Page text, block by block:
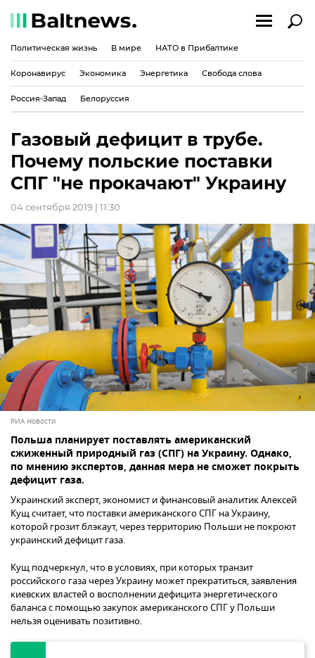
Политическая жизнь В мире НАТО в Прибалтике
Коронавирус Экономика Энергетика Свобода слова
Россия-Запад Белоруссия
Газовый дефицит в трубе.
Почему польские поставки
СПГ "не прокачают" Украину
04 сентября 2019 | 11:30
РИА Новости
Польша планирует поставлять американский
сжиженный природный газ (СПГ) на Украину. Однако,
по мнению экспертов, данная мера не сможет покрыть
дефицит газа.
Украинский эксперт, экономист и финансовый аналитик Алексей
Кущ считает, что поставки американского СПГ на Украину,
которой грозит блэкаут, через территорию Польши не покроют
украинский дефицит газа.
Кущ подчеркнул, что в условиях, при которых транзит
российского газа через Украину может прекратиться, заявления
киевских властей о восполнении дефицита энергетического
баланса с помощью закупок американского СПГ у Польши
нельзя оценивать позитивно.